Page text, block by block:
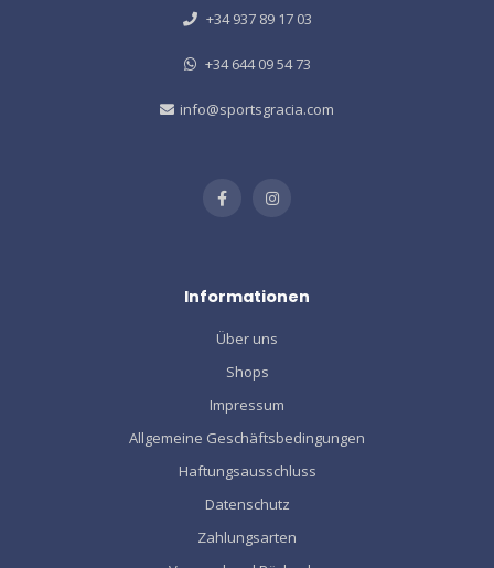
+34 937 89 17 03
+34 644 09 54 73
info@sportsgracia.com
Informationen
Über uns
Shops
Impressum
Allgemeine Geschäftsbedingungen
Haftungsausschluss
Datenschutz
Zahlungsarten